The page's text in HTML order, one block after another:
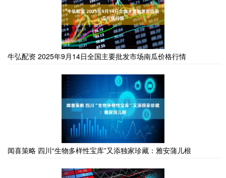
牛弘配资 2025年9月14日全国主要批发市场南瓜价格行情
闻喜策略 四川“生物多样性宝库”又添独家珍藏：雅安蒲儿根